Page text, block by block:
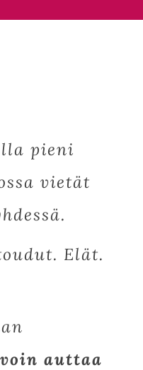
pieni
vietät
Elät.
auttaa